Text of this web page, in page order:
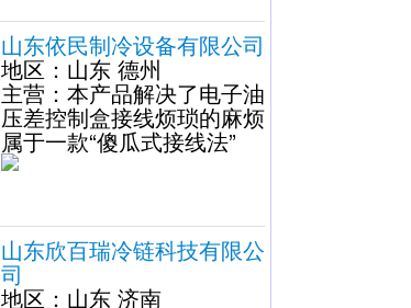
山东依民制冷设备有限公司
地区： 山东 德州
主营： 本产品解决了电子油
压差控制盒接线烦琐的麻烦
属于一款“傻瓜式接线法”
山东欣百瑞冷链科技有限公
司
地区： 山东 济南